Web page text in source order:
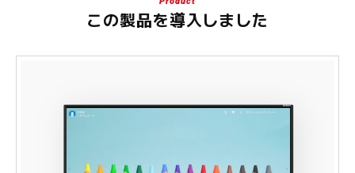
この製品を導入しました